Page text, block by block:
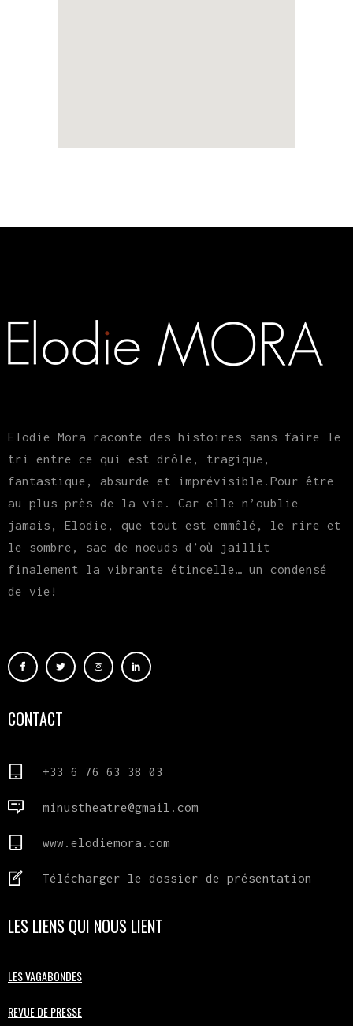
Elodie Mora raconte des histoires sans faire le
tri entre ce qui est drôle, tragique,
fantastique, absurde et imprévisible.Pour être
au plus près de la vie. Car elle n’oublie
jamais, Elodie, que tout est emmêlé, le rire et
le sombre, sac de noeuds d’où jaillit
finalement la vibrante étincelle… un condensé
de vie!
CONTACT
+33 6 76 63 38 03
minustheatre@gmail.com
www.elodiemora.com
Télécharger le dossier de présentation
LES LIENS QUI NOUS LIENT
LES VAGABONDES
REVUE DE PRESSE